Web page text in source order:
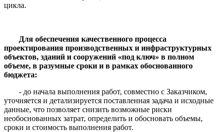
цикла.
Для обеспечения качественного процесса
проектирования производственных и инфраструктурных
объектов, зданий и сооружений «под ключ» в полном
объеме, в разумные сроки и в рамках обоснованного
бюджета:
- до начала выполнения работ, совместно с Заказчиком,
уточняется и детализируется поставленная задача и исходные
данные, что позволяет снизить возможные риски
необоснованных затрат, определить и обосновать объемы,
сроки и стоимость выполнения работ.